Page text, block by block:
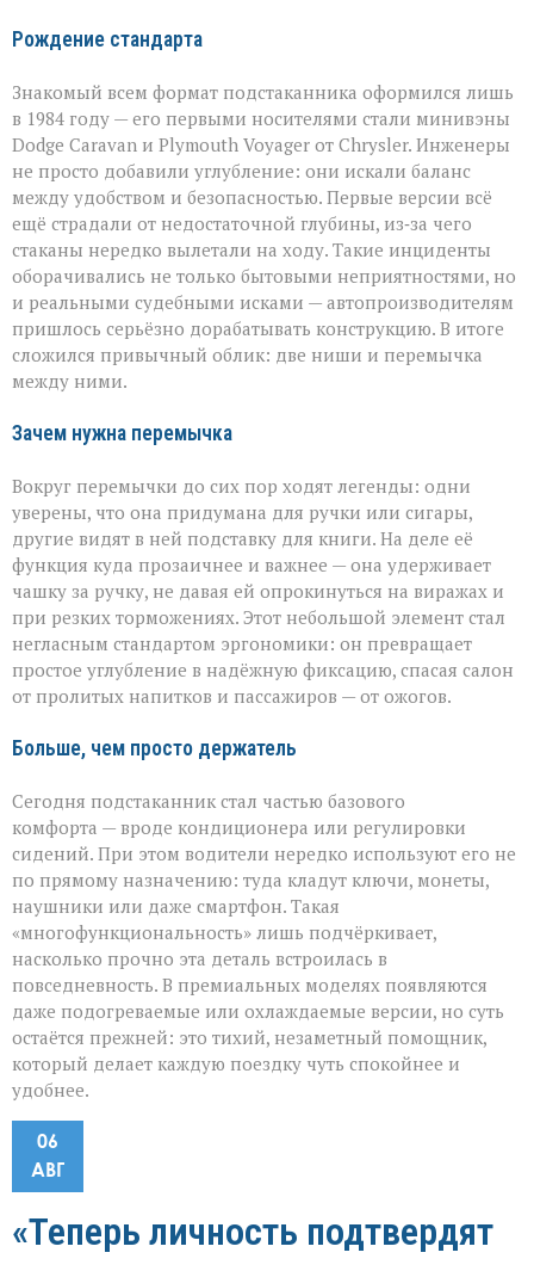
Рождение стандарта
Знакомый всем формат подстаканника оформился лишь
в 1984 году — его первыми носителями стали минивэны
Dodge Caravan и Plymouth Voyager от Chrysler. Инженеры
не просто добавили углубление: они искали баланс
между удобством и безопасностью. Первые версии всё
ещё страдали от недостаточной глубины, из‑за чего
стаканы нередко вылетали на ходу. Такие инциденты
оборачивались не только бытовыми неприятностями, но
и реальными судебными исками — автопроизводителям
пришлось серьёзно дорабатывать конструкцию. В итоге
сложился привычный облик: две ниши и перемычка
между ними.
Зачем нужна перемычка
Вокруг перемычки до сих пор ходят легенды: одни
уверены, что она придумана для ручки или сигары,
другие видят в ней подставку для книги. На деле её
функция куда прозаичнее и важнее — она удерживает
чашку за ручку, не давая ей опрокинуться на виражах и
при резких торможениях. Этот небольшой элемент стал
негласным стандартом эргономики: он превращает
простое углубление в надёжную фиксацию, спасая салон
от пролитых напитков и пассажиров — от ожогов.
Больше, чем просто держатель
Сегодня подстаканник стал частью базового
комфорта — вроде кондиционера или регулировки
сидений. При этом водители нередко используют его не
по прямому назначению: туда кладут ключи, монеты,
наушники или даже смартфон. Такая
«многофункциональность» лишь подчёркивает,
насколько прочно эта деталь встроилась в
повседневность. В премиальных моделях появляются
даже подогреваемые или охлаждаемые версии, но суть
остаётся прежней: это тихий, незаметный помощник,
который делает каждую поездку чуть спокойнее и
удобнее.
06
АВГ
«Теперь личность подтвердят